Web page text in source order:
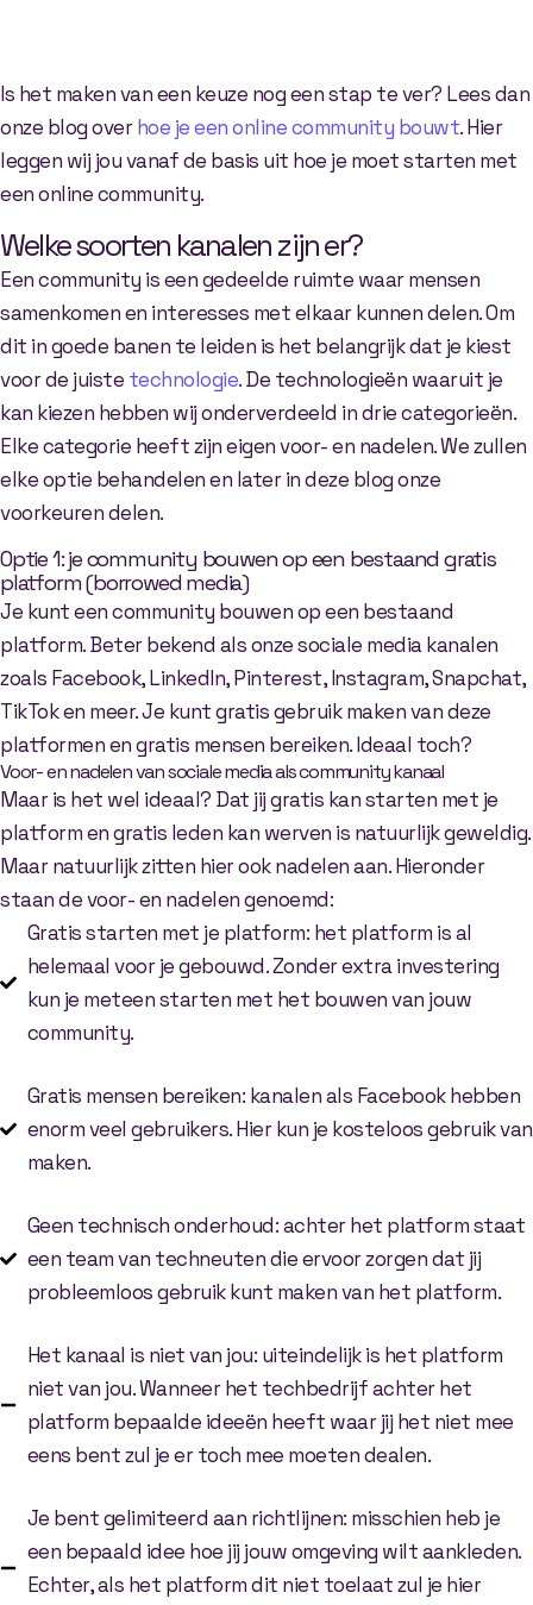
Is het maken van een keuze nog een stap te ver? Lees dan
onze blog overhoe je een online community bouwt. Hier
leggen wij jou vanaf de basis uit hoe je moet starten met
een online community.
Welke soorten kanalen zijn er?
Een community is een gedeelde ruimte waar mensen
samenkomen en interesses met elkaar kunnen delen. Om
dit in goede banen te leiden is het belangrijk dat je kiest
voor de juiste technologie. De technologieën waaruit je
kan kiezen hebben wij onderverdeeld in drie categorieën.
Elke categorie heeft zijn eigen voor- en nadelen. We zullen
elke optie behandelen en later in deze blog onze
voorkeuren delen.
Optie 1: je community bouwen op een bestaand gratis
platform (borrowed media)
Je kunt een community bouwen op een bestaand
platform. Beter bekend als onze sociale media kanalen
zoals Facebook, LinkedIn, Pinterest, Instagram, Snapchat,
TikTok en meer. Je kunt gratis gebruik maken van deze
platformen en gratis mensen bereiken. Ideaal toch?
Voor- en nadelen van sociale media als community kanaal
Maar is het wel ideaal? Dat jij gratis kan starten met je
platform en gratis leden kan werven is natuurlijk geweldig.
Maar natuurlijk zitten hier ook nadelen aan. Hieronder
staan de voor- en nadelen genoemd:
Gratis starten met je platform: het platform is al
helemaal voor je gebouwd. Zonder extra investering
kun je meteen starten met het bouwen van jouw
community.
Gratis mensen bereiken: kanalen als Facebook hebben
enorm veel gebruikers. Hier kun je kosteloos gebruik van
maken.
Geen technisch onderhoud: achter het platform staat
een team van techneuten die ervoor zorgen dat jij
probleemloos gebruik kunt maken van het platform.
Het kanaal is niet van jou: uiteindelijk is het platform
niet van jou. Wanneer het techbedrijf achter het
platform bepaalde ideeën heeft waar jij het niet mee
eens bent zul je er toch mee moeten dealen.
Je bent gelimiteerd aan richtlijnen: misschien heb je
een bepaald idee hoe jij jouw omgeving wilt aankleden.
Echter, als het platform dit niet toelaat zul je hier